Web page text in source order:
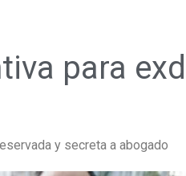
para
y secreta a abogado